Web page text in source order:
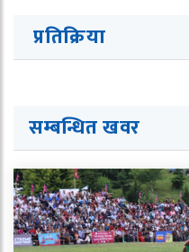
प्रतिक्रिया
सम्बन्धित खवर